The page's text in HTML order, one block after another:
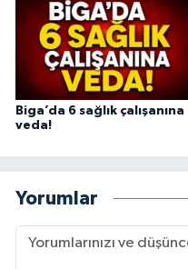
Biga’da 6 sağlık çalışanına
veda!
Yorumlar